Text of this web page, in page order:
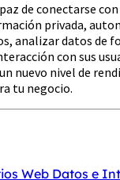
de conectarse
privada,
analizar datos de
con sus
nuevo nivel de
tu negocio.
Web Datos e